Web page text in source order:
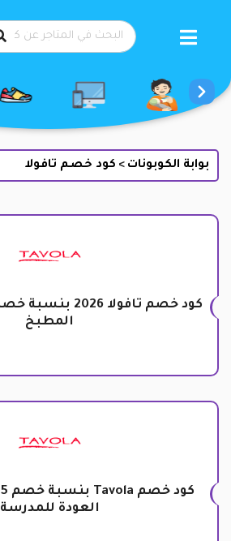
بوابة الكوبونات > كود خصم تافولا
المطبخ
العودة للمدرسة